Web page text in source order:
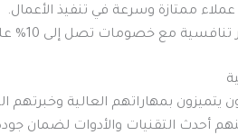
ممتازة وسرعة في تنفيذ الأعمال.
مع خصومات تصل إلى 10% على تركيب باب خشبي جديد، و15% على صيانة باب خشبي قديم
بمهاراتهم العالية وخبرتهم الطويلة. حوالي 95% منهم